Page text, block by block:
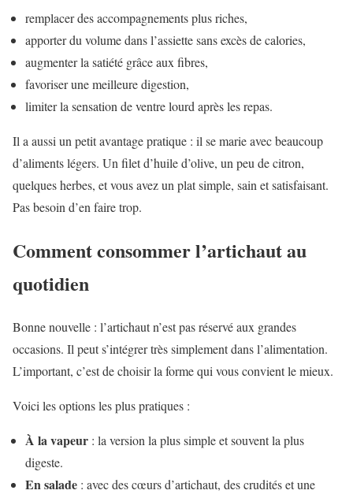
remplacer des accompagnements plus riches,
apporter du volume dans l’assiette sans excès de calories,
augmenter la satiété grâce aux fibres,
favoriser une meilleure digestion,
limiter la sensation de ventre lourd après les repas.
Il a aussi un petit avantage pratique : il se marie avec beaucoup
d’aliments légers. Un filet d’huile d’olive, un peu de citron,
quelques herbes, et vous avez un plat simple, sain et satisfaisant.
Pas besoin d’en faire trop.
Comment consommer l’artichaut au
quotidien
Bonne nouvelle : l’artichaut n’est pas réservé aux grandes
occasions. Il peut s’intégrer très simplement dans l’alimentation.
L’important, c’est de choisir la forme qui vous convient le mieux.
Voici les options les plus pratiques :
À la vapeur : la version la plus simple et souvent la plus
digeste.
En salade : avec des cœurs d’artichaut, des crudités et une